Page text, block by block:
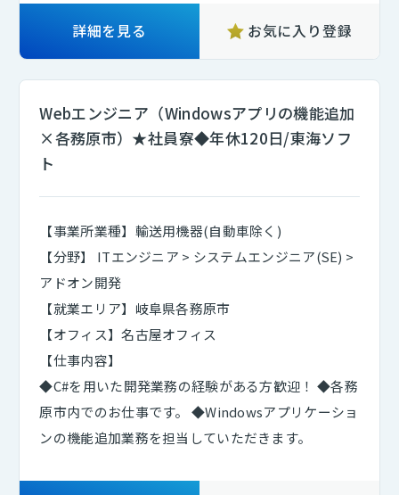
詳細を見る お気に入り登録
Webエンジニア（Windowsアプリの機能追加
×各務原市）★社員寮◆年休120日/東海ソフ
ト
【事業所業種】輸送用機器(自動車除く)
【分野】 ITエンジニア > システムエンジニア(SE) >
アドオン開発
【就業エリア】岐阜県各務原市
【オフィス】名古屋オフィス
【仕事内容】
◆C#を用いた開発業務の経験がある方歓迎！ ◆各務
原市内でのお仕事です。 ◆Windowsアプリケーショ
ンの機能追加業務を担当していただきます。